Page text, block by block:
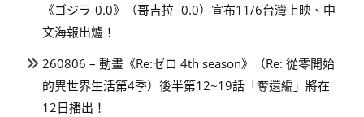
《ゴジラ-0.0》（哥吉拉 -0.0）宣布11/6台灣上映、中
文海報出爐！
260806 – 動畫《Re:ゼロ 4th season》（Re: 從零開始
的異世界生活第4季）後半第12~19話「奪還編」將在
12日播出！